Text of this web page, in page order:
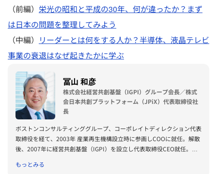
（前編） 栄光の昭和と平成の30年、何が違ったか？まず
は日本の問題を整理してみよう
（中編）
リーダーとは何をする人か？半導体、液晶テレビ
事業の衰退はなぜ起きたかに学ぶ
冨山 和彦
株式会社経営共創基盤（IGPI）グループ会長／株式
会日本共創プラットフォーム（JPiX）代表取締役社
長
ボストンコンサルティンググループ、コーポレイトディレクション代表
取締役を経て、2003年 産業再生機構設立時に参画しCOOに就任。解散
後、2007年に経営共創基盤（IGPI）を設立し代表取締役CEO就任。
ム（JPiX）設立。 パナソニックホールディングス社外取締役、メルカ
もっとみる